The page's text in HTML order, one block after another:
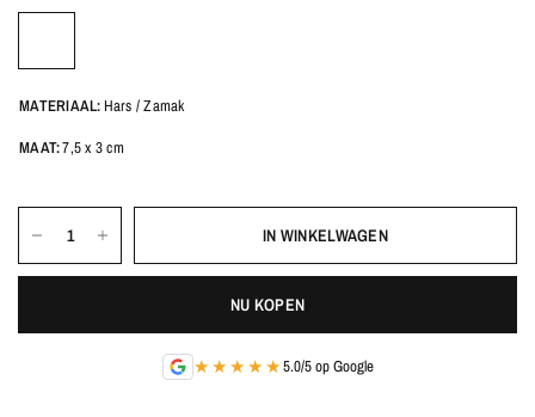
MATERIAAL: Hars / Zamak
MAAT:7,5 x 3 cm
IN WINKELWAGEN
NU KOPEN
★★★★★5.0/5 op Google